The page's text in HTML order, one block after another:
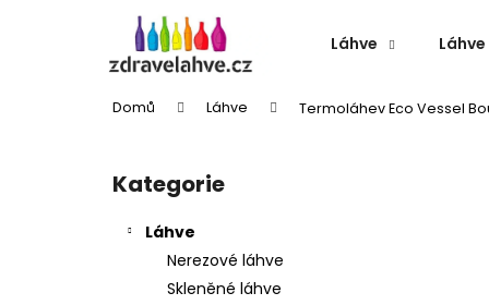
Láhve
Domů Láhve Termoláhev Eco Vessel
Přeskočit
kategorie
Kategorie
Láhve
Nerezové láhve
Skleněné láhve
obchodu
obchodu